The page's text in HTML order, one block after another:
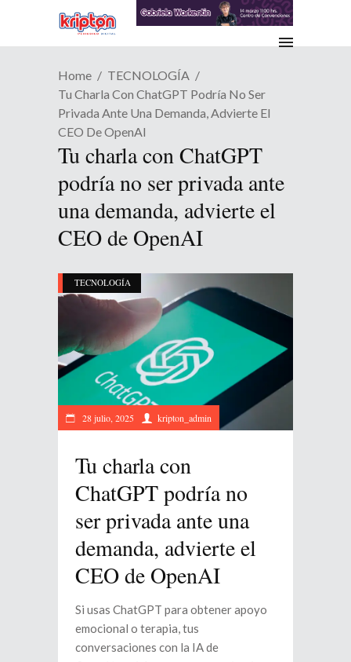
Home
TECNOLOGÍA
Tu Charla Con ChatGPT Podría No Ser
Privada Ante Una Demanda, Advierte El
CEO De OpenAI
Tu charla con ChatGPT
podría no ser privada ante
una demanda, advierte el
CEO de OpenAI
TECNOLOGÍA
28 julio, 2025 kripton_admin
Tu charla con
ChatGPT podría no
ser privada ante una
demanda, advierte el
CEO de OpenAI
Si usas ChatGPT para obtener apoyo
emocional o terapia, tus
conversaciones con la IA de